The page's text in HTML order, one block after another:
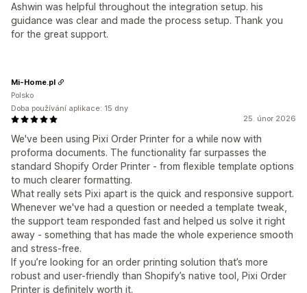
Ashwin was helpful throughout the integration setup. his
guidance was clear and made the process setup. Thank you
for the great support.
25. únor 2026
We've been using Pixi Order Printer for a while now with
proforma documents. The functionality far surpasses the
standard Shopify Order Printer - from flexible template options
to much clearer formatting.
What really sets Pixi apart is the quick and responsive support.
Whenever we've had a question or needed a template tweak,
the support team responded fast and helped us solve it right
away - something that has made the whole experience smooth
and stress-free.
If you’re looking for an order printing solution that’s more
robust and user-friendly than Shopify’s native tool, Pixi Order
Printer is definitely worth it.
Mi-Home.pl
Polsko
Doba používání aplikace: 15 dny